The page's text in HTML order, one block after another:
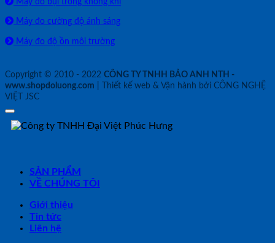
Máy đo cường độ ánh sáng
Máy đo độ ồn môi trường
Copyright © 2010 - 2022 CÔNG TY TNHH BẢO ANH NTH -
www.shopdoluong.com | Thiết kế web & Vận hành bởi CÔNG NGHỆ
VIỆT JSC
SẢN PHẨM
VỀ CHÚNG TÔI
Giới thiệu
Tin tức
Liên hệ